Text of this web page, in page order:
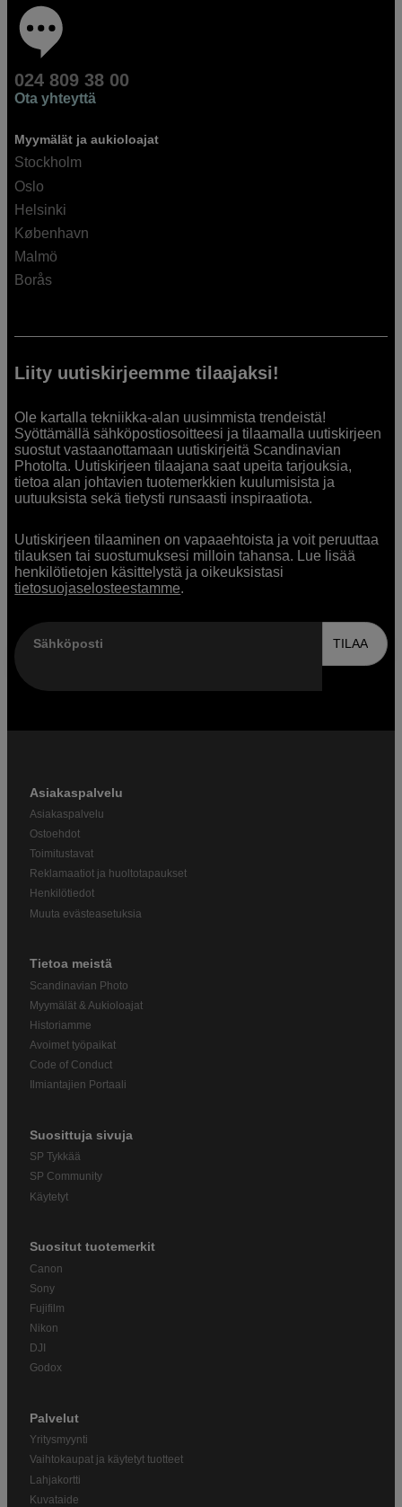
024 809 38 00
Ota yhteyttä
Myymälät ja aukioloajat
Stockholm
Oslo
Helsinki
København
Malmö
Borås
Liity uutiskirjeemme tilaajaksi!
Ole kartalla tekniikka-alan uusimmista trendeistä!
Syöttämällä sähköpostiosoitteesi ja tilaamalla uutiskirjeen
suostut vastaanottamaan uutiskirjeitä Scandinavian
Photolta. Uutiskirjeen tilaajana saat upeita tarjouksia,
tietoa alan johtavien tuotemerkkien kuulumisista ja
uutuuksista sekä tietysti runsaasti inspiraatiota.
Uutiskirjeen tilaaminen on vapaaehtoista ja voit peruuttaa
tilauksen tai suostumuksesi milloin tahansa. Lue lisää
henkilötietojen käsittelystä ja oikeuksistasi
tietosuojaselosteestamme.
Sähköposti TILAA
Asiakaspalvelu
Asiakaspalvelu
Ostoehdot
Toimitustavat
Reklamaatiot ja huoltotapaukset
Henkilötiedot
Muuta evästeasetuksia
Tietoa meistä
Scandinavian Photo
Myymälät & Aukioloajat
Historiamme
Avoimet työpaikat
Code of Conduct
Ilmiantajien Portaali
Suosittuja sivuja
SP Tykkää
SP Community
Käytetyt
Suositut tuotemerkit
Canon
Sony
Fujifilm
Nikon
DJI
Godox
Palvelut
Yritysmyynti
Vaihtokaupat ja käytetyt tuotteet
Lahjakortti
Kuvataide